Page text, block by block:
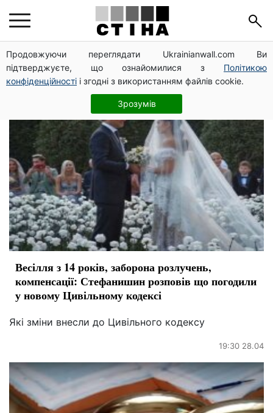
Продовжуючи переглядати Ukrainianwall.com Ви
підтверджуєте, що ознайомилися з Політикою
конфіденційності і згодні з використанням файлів cookie.
Зрозумів
свадьба
Весілля з 14 років, заборона розлучень,
компенсації: Стефанишин розповів що погодили
у новому Цивільному кодексі
Які зміни внесли до Цивільного кодексу
19:30 28.04